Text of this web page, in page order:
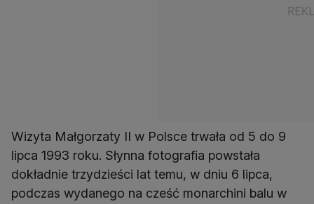
Wizyta Małgorzaty II w Polsce trwała od 5 do 9
lipca 1993 roku. Słynna fotografia powstała
dokładnie trzydzieści lat temu, w dniu 6 lipca,
podczas wydanego na cześć monarchini balu w